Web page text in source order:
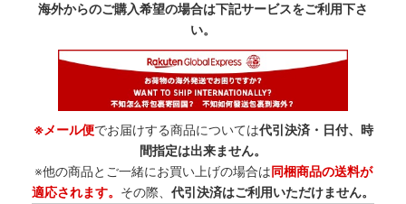
海外からのご購入希望の場合は下記サービスをご利用下さ
い。
※メール便でお届けする商品については代引決済・日付、時
間指定は出来ません。
※他の商品とご一緒にお買い上げの場合は同梱商品の送料が
適応されます。 その際、 代引決済はご利用いただけません。